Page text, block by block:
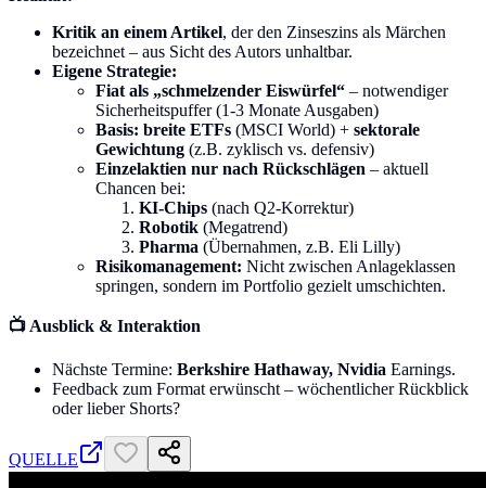
Kritik an einem Artikel, der den Zinseszins als Märchen
bezeichnet – aus Sicht des Autors unhaltbar.
Eigene Strategie:
Fiat als „schmelzender Eiswürfel“ – notwendiger
Sicherheitspuffer (1-3 Monate Ausgaben)
Basis: breite ETFs (MSCI World) + sektorale
Gewichtung (z.B. zyklisch vs. defensiv)
Einzelaktien nur nach Rückschlägen – aktuell
Chancen bei:
KI-Chips (nach Q2-Korrektur)
Robotik (Megatrend)
Pharma (Übernahmen, z.B. Eli Lilly)
Risikomanagement: Nicht zwischen Anlageklassen
springen, sondern im Portfolio gezielt umschichten.
📺 Ausblick & Interaktion
Nächste Termine: Berkshire Hathaway, Nvidia Earnings.
Feedback zum Format erwünscht – wöchentlicher Rückblick
oder lieber Shorts?
QUELLE